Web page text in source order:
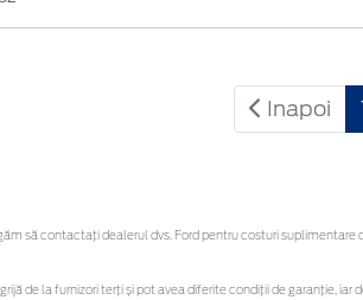
Inapoi
să contactaţi dealerul dvs. Ford pentru costuri
de la furnizori terți și pot avea diferite condiții de garanție,